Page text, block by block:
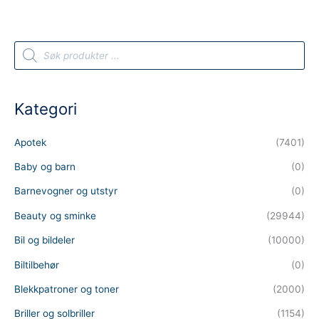
P
d
t
s
a
r
h
Kategori
Apotek (7401)
Baby og barn (0)
Barnevogner og utstyr (0)
Beauty og sminke (29944)
Bil og bildeler (10000)
Biltilbehør (0)
Blekkpatroner og toner (2000)
Briller og solbriller (1154)